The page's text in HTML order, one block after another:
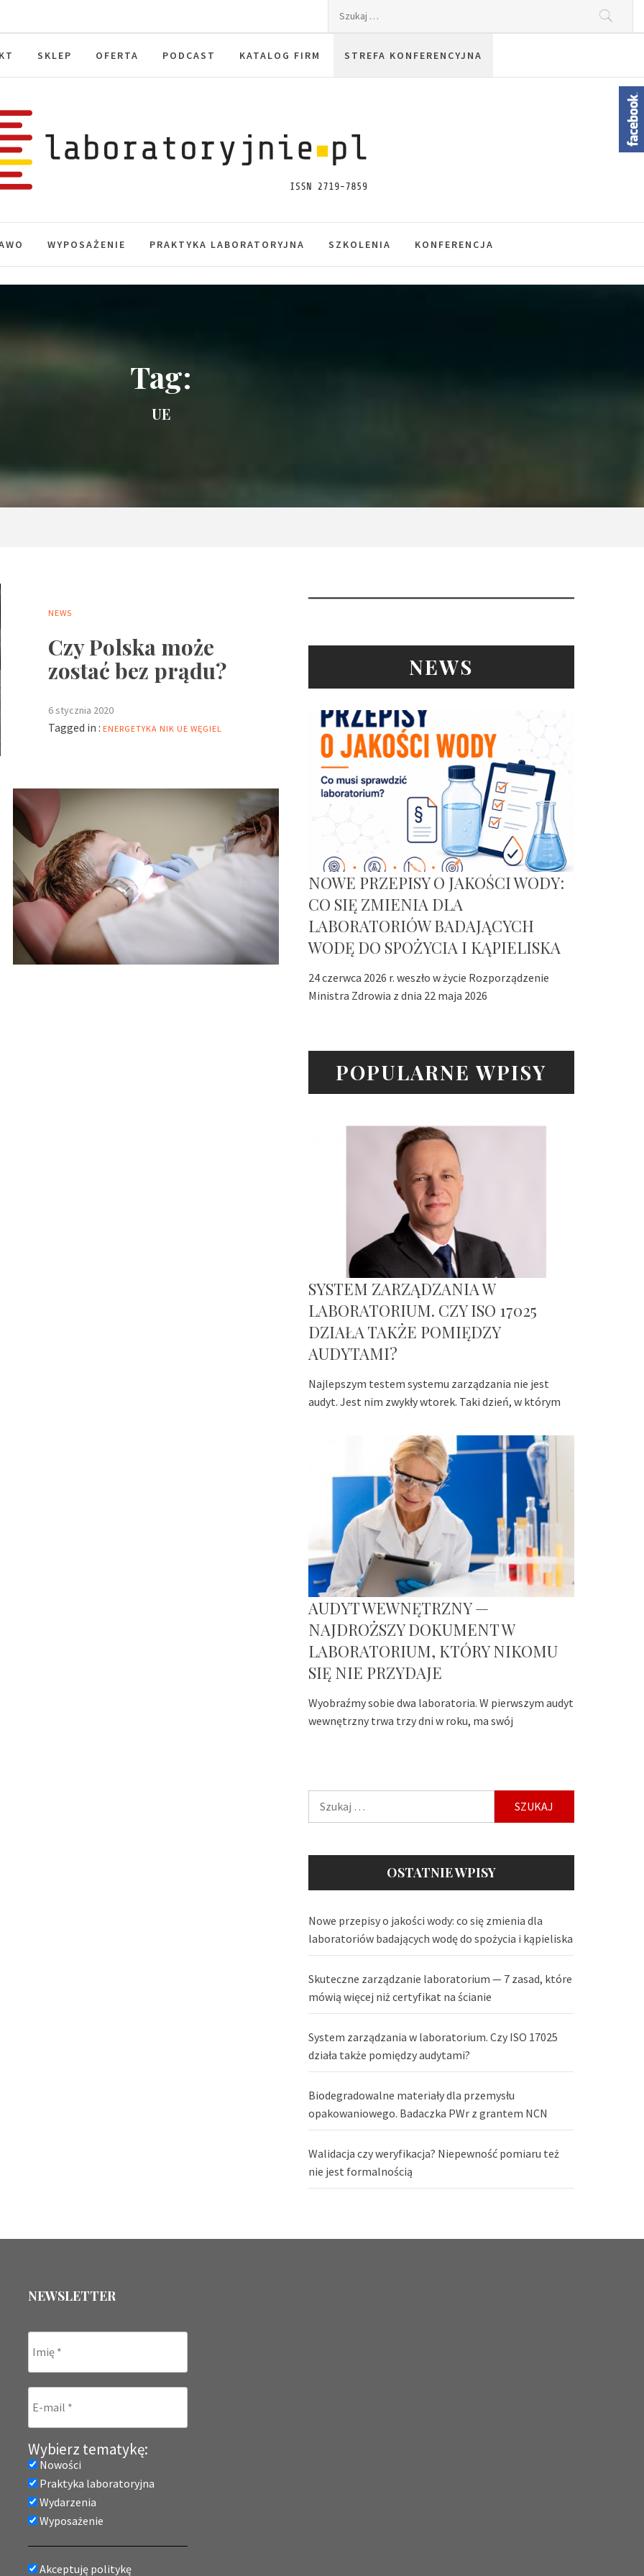
SKLEP OFERTA PODCAST KATALOG FIRM STREFA KONFERENCYJNA
WYPOSAŻENIE PRAKTYKA LABORATORYJNA SZKOLENIA KONFERENCJA
Tag:
UE
NEWS
Czy Polska może
zostać bez prądu?
6 stycznia 2020
Tagged in : ENERGETYKA NIK UE WĘGIEL
NEWS
NOWE PRZEPISY O JAKOŚCI WODY:
CO SIĘ ZMIENIA DLA
LABORATORIÓW BADAJĄCYCH
WODĘ DO SPOŻYCIA I KĄPIELISKA
24 czerwca 2026 r. weszło w życie Rozporządzenie
Ministra Zdrowia z dnia 22 maja 2026
POPULARNE WPISY
SYSTEM ZARZĄDZANIA W
LABORATORIUM. CZY ISO 17025
DZIAŁA TAKŻE POMIĘDZY
AUDYTAMI?
Najlepszym testem systemu zarządzania nie jest
audyt. Jest nim zwykły wtorek. Taki dzień, w którym
AUDYT WEWNĘTRZNY —
NAJDROŻSZY DOKUMENT W
LABORATORIUM, KTÓRY NIKOMU
SIĘ NIE PRZYDAJE
Wyobraźmy sobie dwa laboratoria. W pierwszym audyt
wewnętrzny trwa trzy dni w roku, ma swój
OSTATNIE WPISY
Nowe przepisy o jakości wody: co się zmienia dla
laboratoriów badających wodę do spożycia i kąpieliska
Skuteczne zarządzanie laboratorium — 7 zasad, które
mówią więcej niż certyfikat na ścianie
System zarządzania w laboratorium. Czy ISO 17025
działa także pomiędzy audytami?
Biodegradowalne materiały dla przemysłu
opakowaniowego. Badaczka PWr z grantem NCN
Walidacja czy weryfikacja? Niepewność pomiaru też
nie jest formalnością
NEWSLETTER
Wybierz tematykę:
Nowości
Praktyka laboratoryjna
Wydarzenia
Wyposażenie
Akceptuję politykę